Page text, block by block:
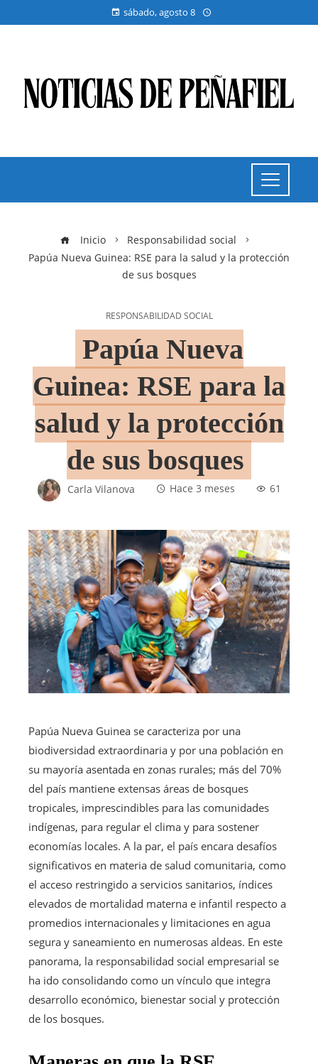
sábado, agosto 8
Inicio
Responsabilidad social
Papúa Nueva Guinea: RSE para la salud y la protección
de sus bosques
RESPONSABILIDAD SOCIAL
Papúa Nueva
Guinea: RSE para la
salud y la protección
de sus bosques
Carla Vilanova Hace 3 meses 61
Papúa Nueva Guinea se caracteriza por una
biodiversidad extraordinaria y por una población en
su mayoría asentada en zonas rurales; más del 70%
del país mantiene extensas áreas de bosques
tropicales, imprescindibles para las comunidades
indígenas, para regular el clima y para sostener
economías locales. A la par, el país encara desafíos
significativos en materia de salud comunitaria, como
el acceso restringido a servicios sanitarios, índices
elevados de mortalidad materna e infantil respecto a
promedios internacionales y limitaciones en agua
segura y saneamiento en numerosas aldeas. En este
panorama, la responsabilidad social empresarial se
ha ido consolidando como un vínculo que integra
desarrollo económico, bienestar social y protección
de los bosques.